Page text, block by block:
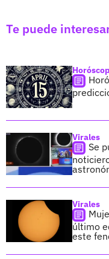
Te puede
Virales
Se
Virales
último
este